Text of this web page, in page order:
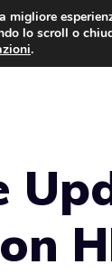
lo scroll o
.